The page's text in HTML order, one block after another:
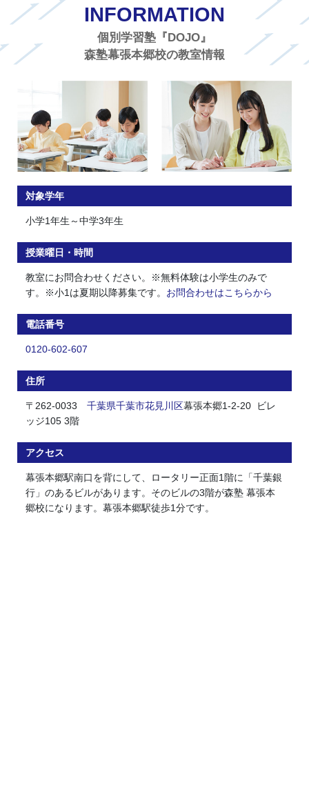
INFORMATION
個別学習塾『DOJO』
森塾幕張本郷校の教室情報
対象学年
小学1年生～中学3年生
授業曜日・時間
教室にお問合わせください。※無料体験は小学生のみで
す。※小1は夏期以降募集です。 お問合わせはこちらから
電話番号
0120-602-607
住所
〒262-0033 千葉県千葉市花見川区幕張本郷1-2-20 ビレ
ッジ105 3階
アクセス
幕張本郷駅南口を背にして、ロータリー正面1階に「千葉銀
行」のあるビルがあります。そのビルの3階が森塾 幕張本
郷校になります。幕張本郷駅徒歩1分です。